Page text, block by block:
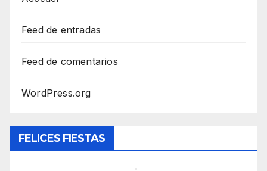
Feed de entradas
Feed de comentarios
WordPress.org
FELICES FIESTAS